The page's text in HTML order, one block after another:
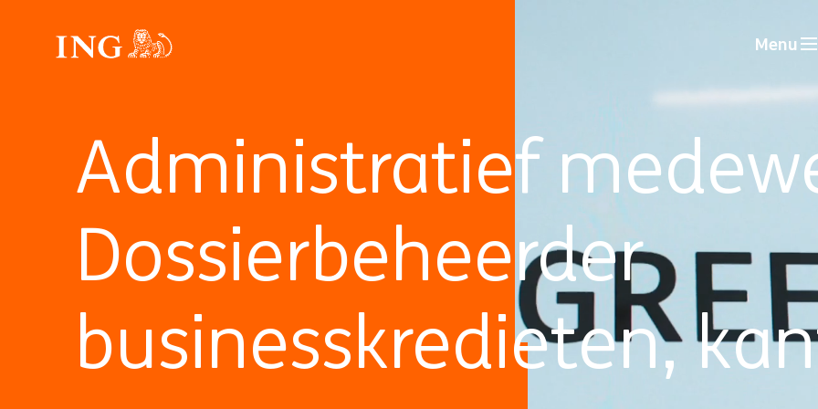
Menu
Administratief
Dossierbeheerder
businesskredieten,